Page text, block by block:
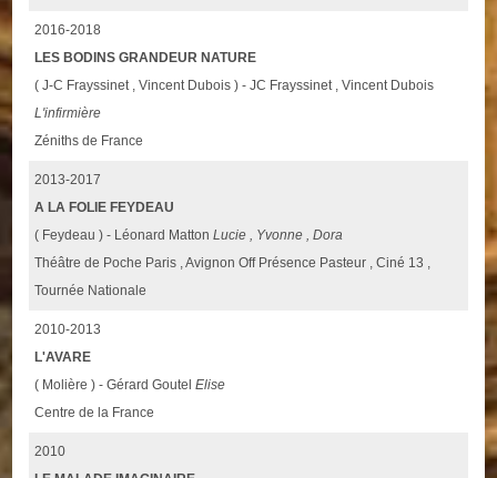
2016-2018
LES BODINS GRANDEUR NATURE
( J-C Frayssinet , Vincent Dubois ) - JC Frayssinet , Vincent Dubois
L'infirmière
Zéniths de France
2013-2017
A LA FOLIE FEYDEAU
( Feydeau ) - Léonard MattonLucie , Yvonne , Dora
Théâtre de Poche Paris , Avignon Off Présence Pasteur , Ciné 13 ,
Tournée Nationale
2010-2013
L'AVARE
( Molière ) - Gérard GoutelElise
Centre de la France
2010